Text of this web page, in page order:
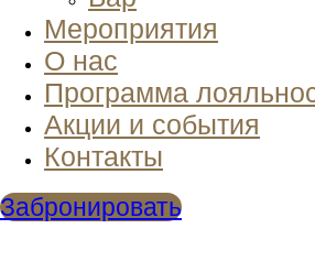
Мероприятия
О нас
Программа
Акции и события
Контакты
Забронировать